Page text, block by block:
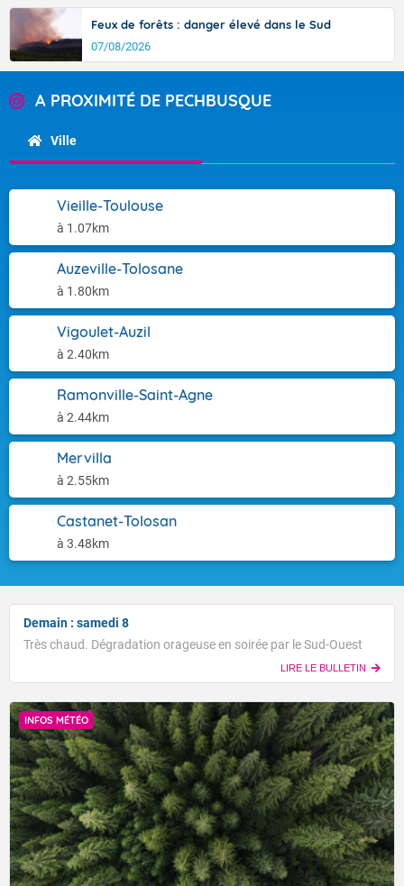
Feux de forêts : danger élevé dans le Sud
07/08/2026
A PROXIMITÉ DE PECHBUSQUE
Ville
Vieille-Toulouse
à 1.07km
Auzeville-Tolosane
à 1.80km
Vigoulet-Auzil
à 2.40km
Ramonville-Saint-Agne
à 2.44km
Mervilla
à 2.55km
Castanet-Tolosan
à 3.48km
Demain : samedi 8
Très chaud. Dégradation orageuse en soirée par le Sud-Ouest
LIRE LE BULLETIN
INFOS MÉTÉO